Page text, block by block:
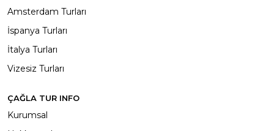
Amsterdam Turları
İspanya Turları
İtalya Turları
Vizesiz Turları
ÇAĞLA TUR INFO
Kurumsal